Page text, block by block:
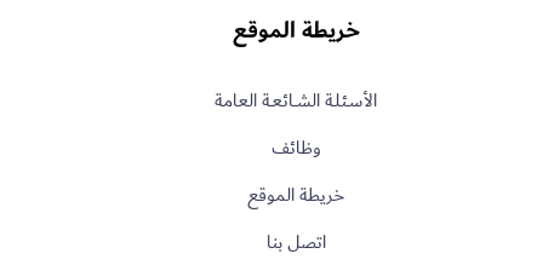
خريطة الموقع
الأسـئلـة الشــائعـة العامة
وظائف
خريطة الموقع
اتصل بنا